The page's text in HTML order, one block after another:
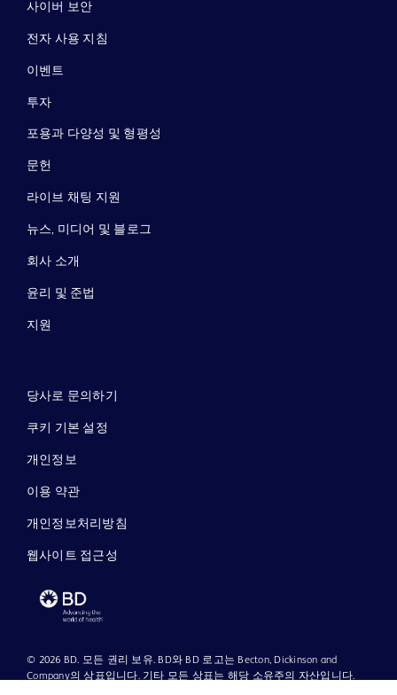
사이버 보안
전자 사용 지침
이벤트
투자
포용과 다양성 및 형평성
문헌
라이브 채팅 지원
뉴스, 미디어 및 블로그
회사 소개
윤리 및 준법
지원
당사로 문의하기
쿠키 기본 설정
개인정보
이용 약관
개인정보처리방침
웹사이트 접근성
© 2026 BD. 모든 권리 보유. BD와 BD 로고는 Becton, Dickinson and
Company의 상표입니다. 기타 모든 상표는 해당 소유주의 자산입니다.